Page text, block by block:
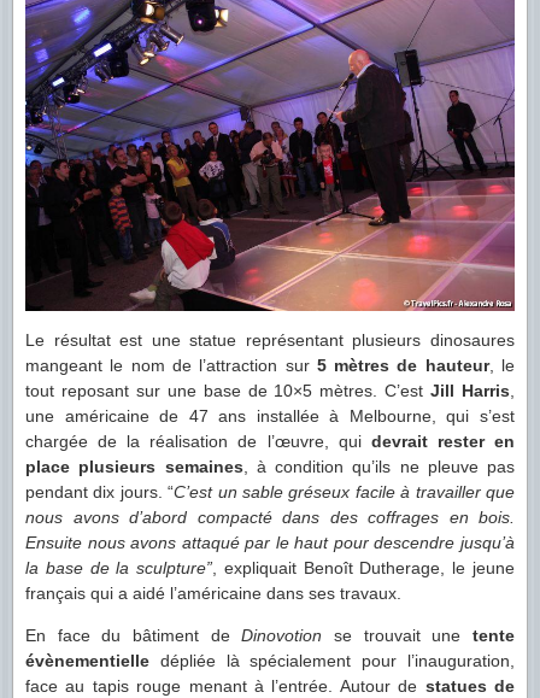
Le résultat est une statue représentant plusieurs dinosaures
mangeant le nom de l’attraction sur 5 mètres de hauteur, le
tout reposant sur une base de 10×5 mètres. C’estJill Harris,
une américaine de 47 ans installée à Melbourne, qui s’est
chargée de la réalisation de l’œuvre, qui devrait rester en
place plusieurs semaines, à condition qu’ils ne pleuve pas
pendant dix jours. “C’est un sable gréseux facile à travailler que
nous avons d’abord compacté dans des coffrages en bois.
Ensuite nous avons attaqué par le haut pour descendre jusqu’à
la base de la sculpture”, expliquait Benoît Dutherage, le jeune
français qui a aidé l’américaine dans ses travaux.
En face du bâtiment deDinovotion se trouvait unetente
évènementielle dépliée là spécialement pour l’inauguration,
face au tapis rouge menant à l’entrée. Autour de statues de